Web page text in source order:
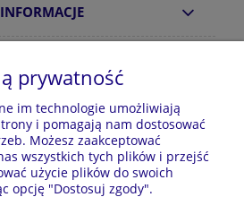
INFORMACJE
O NAS
Piżam | Plac Zwycięstwa 7, 28-
krainapizam@gmail.com | Tel.
| REGON: 528344498
prywatność
im technologie umożliwiają
i pomagają nam dostosować
Możesz zaakceptować
wszystkich tych plików i przejść
użycie plików do swoich
opcję "Dostosuj zgody".